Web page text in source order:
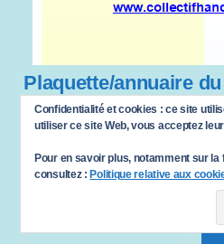
Plaquette/annuaire
Statistiques Du Blog
Confidentialité et cookies : ce site
utiliser ce site Web, vous acceptez
Pour en savoir plus, notamment sur
consultez : Politique relative aux